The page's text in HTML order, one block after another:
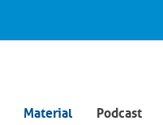
Material Podcast